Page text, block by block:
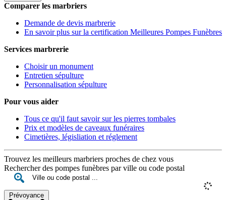
Comparer les marbriers
Demande de devis marbrerie
En savoir plus sur la certification Meilleures Pompes Funèbres
Services marbrerie
Choisir un monument
Entretien sépulture
Personnalisation sépulture
Pour vous aider
Tous ce qu'il faut savoir sur les pierres tombales
Prix et modèles de caveaux funéraires
Cimetières, législiation et réglement
Trouvez les meilleurs marbriers proches de chez vous
Rechercher des pompes funèbres par ville ou code postal
Prévoyance